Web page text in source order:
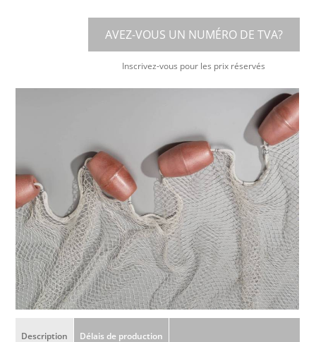
AVEZ-VOUS UN NUMÉRO DE TVA?
Inscrivez-vous pour les prix réservés
Description Délais de production